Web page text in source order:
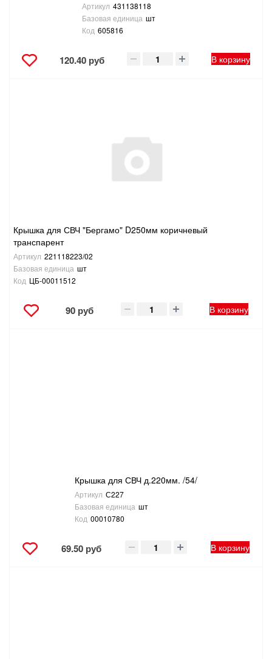
Артикул 431138118
Базовая единица шт
Код 605816
120.40 руб В корзину
Крышка для СВЧ "Бергамо" D250мм коричневый
транспарент
Артикул 221118223/02
Базовая единица шт
Код ЦБ-00011512
90 руб В корзину
Крышка для СВЧ д.220мм. /54/
Артикул С227
Базовая единица шт
Код 00010780
69.50 руб В корзину